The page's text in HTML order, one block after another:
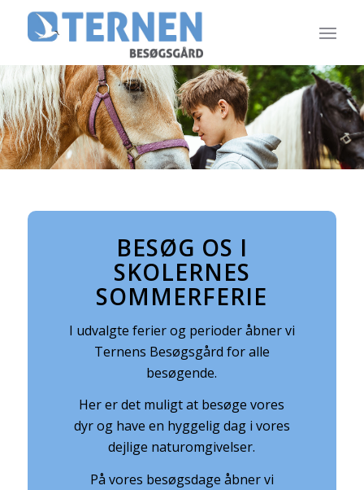
BESØG OS I
SKOLERNES
SOMMERFERIE
I udvalgte ferier og perioder åbner vi
Ternens Besøgsgård for alle
besøgende.
Her er det muligt at besøge vores
dyr og have en hyggelig dag i vores
dejlige naturomgivelser.
På vores besøgsdage åbner vi